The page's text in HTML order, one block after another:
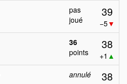
pas
joué
39
−5▼
36
points
38
+1 ▲
annulé 38